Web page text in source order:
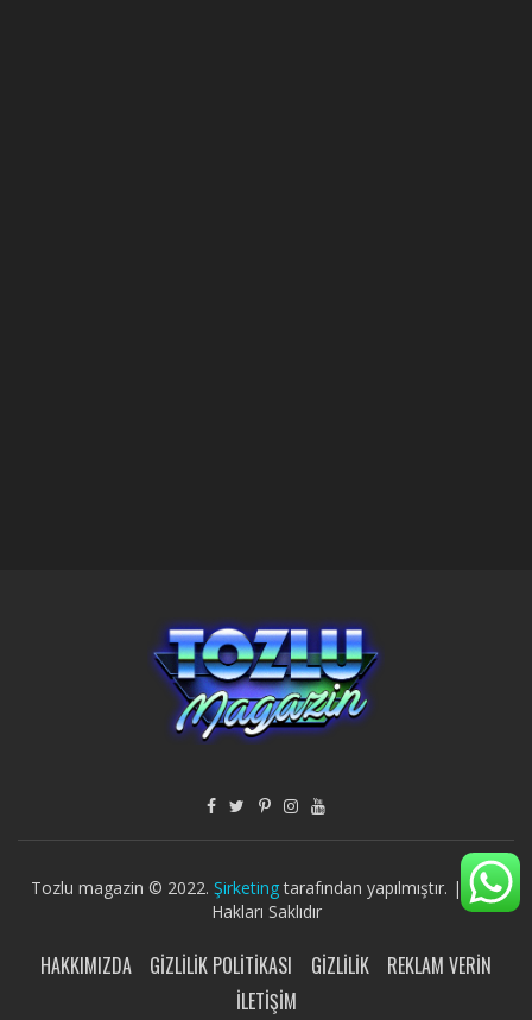
Tozlu magazin © 2022. Şirketingtarafından yapılmıştır. | Tüm
Hakları Saklıdır
HAKKIMIZDA GIZLILIK POLITIKASI GIZLILIK
REKLAM VERIN
İLETIŞIM